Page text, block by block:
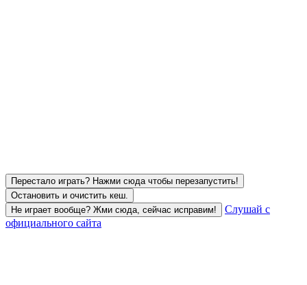
Перестало играть? Нажми сюда чтобы перезапустить!
Остановить и очистить кеш.
Не играет вообще? Жми сюда, сейчас исправим!
Слушай с
официального сайта